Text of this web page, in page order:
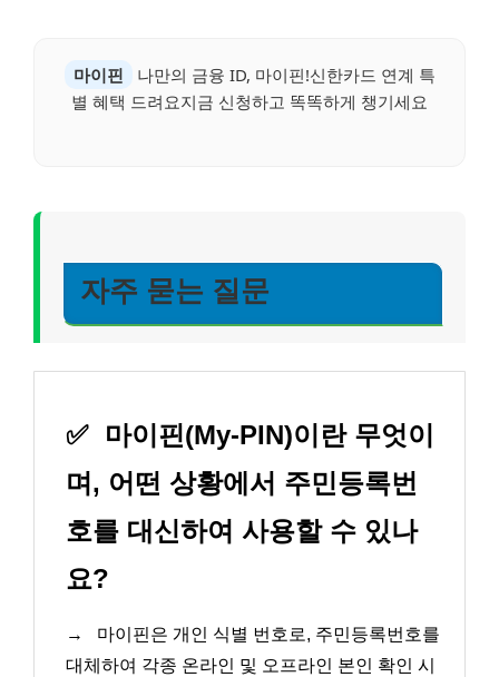
마이핀
나만의 금융 ID, 마이핀!신한카드 연계 특
별 혜택 드려요지금 신청하고 똑똑하게 챙기세요
자주 묻는 질문
✅
마이핀(My-PIN)이란 무엇이
며, 어떤 상황에서 주민등록번
호를 대신하여 사용할 수 있나
요?
→
마이핀은 개인 식별 번호로, 주민등록번호를
대체하여 각종 온라인 및 오프라인 본인 확인 시